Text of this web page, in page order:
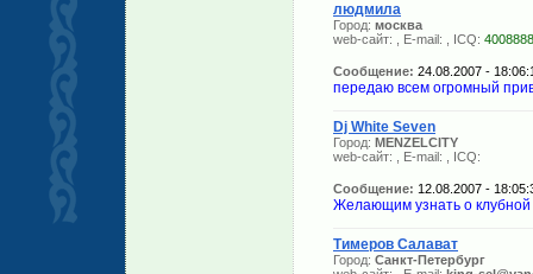
людмила
Город: москва
web-сайт:
, E-mail: , ICQ:
Сообщение: 24.08.2007 -
передаю всем огромный
Dj White Seven
Город: MENZELCITY
web-сайт:
, E-mail: , ICQ:
Сообщение: 12.08.2007 -
Желающим узнать о клубной
Тимеров Салават
Город: Санкт-Петербург